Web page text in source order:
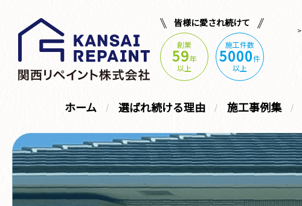
皆様に愛され続けて
創業
59年
以上
施工件数
5000件
以上
ホーム 選ばれ続ける理由 施工事例集